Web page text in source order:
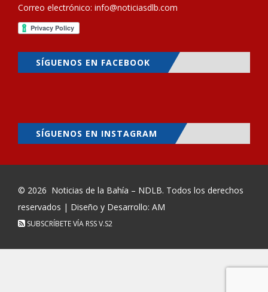
Correo electrónico: info@noticiasdlb.com
SÍGUENOS EN FACEBOOK
SÍGUENOS EN INSTAGRAM
© 2026 Noticias de la Bahía – NDLB. Todos los derechos
reservados | Diseño y Desarrollo: AM
SUBSCRÍBETE VÍA RSSV.S2